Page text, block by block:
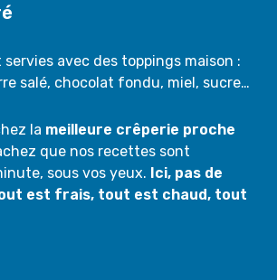
servies avec des toppings maison :
salé, chocolat fondu, miel, sucre…
la meilleure crêperie proche
que nos recettes sont
sous vos yeux. Ici, pas de
est frais, tout est chaud, tout